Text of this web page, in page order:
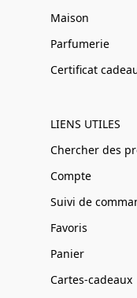
Maison
Parfumerie
Certificat
LIENS UTILES
Chercher des
Compte
Suivi de
Favoris
Panier
Cartes-cadeaux